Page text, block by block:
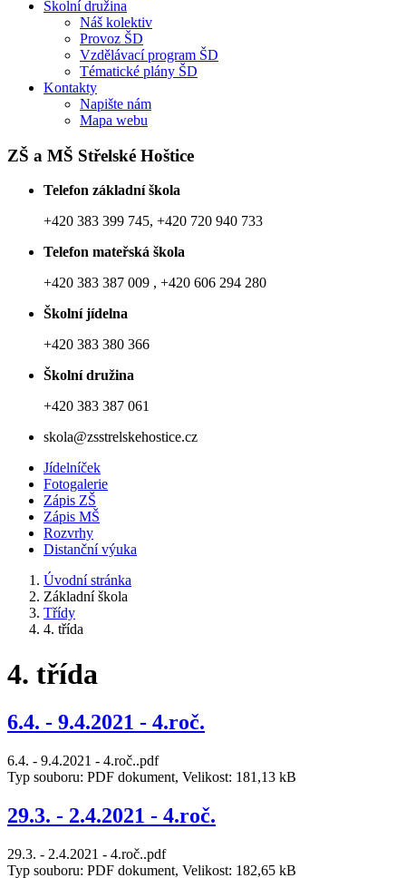
Školní družina
Náš kolektiv
Provoz ŠD
Vzdělávací program ŠD
Tématické plány ŠD
Kontakty
Napište nám
Mapa webu
ZŠ a MŠ Střelské Hoštice
Telefon základní škola
+420 383 399 745, +420 720 940 733
Telefon mateřská škola
+420 383 387 009 , +420 606 294 280
Školní jídelna
+420 383 380 366
Školní družina
+420 383 387 061
skola@zsstrelskehostice.cz
Jídelníček
Fotogalerie
Zápis ZŠ
Zápis MŠ
Rozvrhy
Distanční výuka
Úvodní stránka
Základní škola
Třídy
4. třída
4. třída
6.4. - 9.4.2021 - 4.roč.
6.4. - 9.4.2021 - 4.roč..pdf
Typ souboru: PDF dokument, Velikost: 181,13 kB
29.3. - 2.4.2021 - 4.roč.
29.3. - 2.4.2021 - 4.roč..pdf
Typ souboru: PDF dokument, Velikost: 182,65 kB